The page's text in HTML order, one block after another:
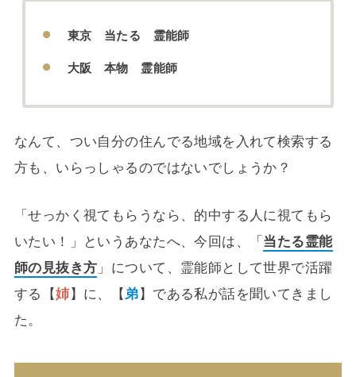
東京 当たる 霊能師
大阪 本物 霊能師
なんて、つい自分の住んでる地域を入れて検索する
方も、いらっしゃるのではないでしょうか？
「せっかく視てもらうなら、的中する人に視てもら
いたい！」というあなたへ、今回は、「当たる霊能
師の見抜き方 」について、霊能師として世界で活躍
する【姉】に、【弟】である私が話を聞いてきまし
た。